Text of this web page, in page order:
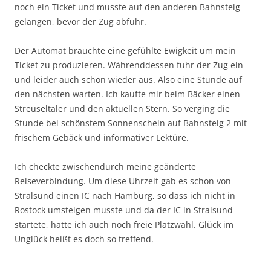
noch ein Ticket und musste auf den anderen Bahnsteig
gelangen, bevor der Zug abfuhr.
Der Automat brauchte eine gefühlte Ewigkeit um mein
Ticket zu produzieren. Währenddessen fuhr der Zug ein
und leider auch schon wieder aus. Also eine Stunde auf
den nächsten warten. Ich kaufte mir beim Bäcker einen
Streuseltaler und den aktuellen Stern. So verging die
Stunde bei schönstem Sonnenschein auf Bahnsteig 2 mit
frischem Gebäck und informativer Lektüre.
Ich checkte zwischendurch meine geänderte
Reiseverbindung. Um diese Uhrzeit gab es schon von
Stralsund einen IC nach Hamburg, so dass ich nicht in
Rostock umsteigen musste und da der IC in Stralsund
startete, hatte ich auch noch freie Platzwahl. Glück im
Unglück heißt es doch so treffend.